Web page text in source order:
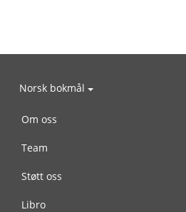
Norsk bokmål
Om oss
Team
Støtt oss
Libro